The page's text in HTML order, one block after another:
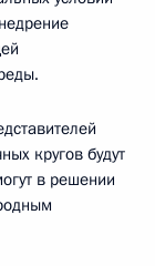
кругов будут
в решении